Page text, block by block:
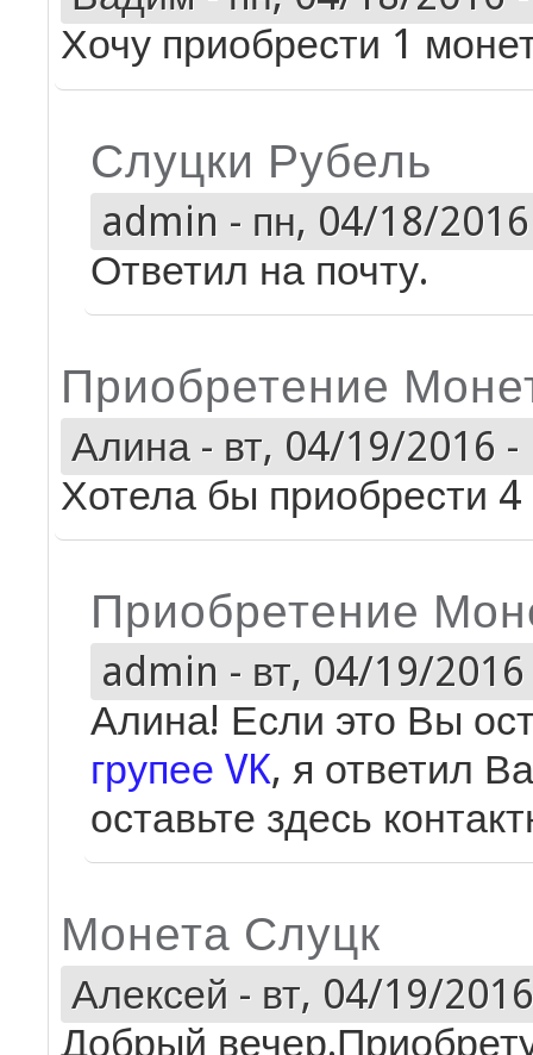
Хочу приобрести 1
Слуцки Рубель
admin - пн, 04/18/
Ответил на почту.
Приобретение
Алина - вт, 04/19/2016 -
Хотела бы приобрести
Приобретение
admin - вт, 04/19/
Алина! Если это Вы
групее VK, я ответил
оставьте здесь
Монета Слуцк
Алексей - вт, 04/19/
Добрый